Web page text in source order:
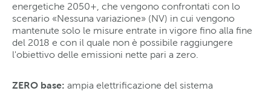
energetiche 2050+, che vengono confrontati con lo
scenario «Nessuna variazione» (NV) in cui vengono
mantenute solo le misure entrate in vigore fino alla fine
del 2018 e con il quale non è possibile raggiungere
l'obiettivo delle emissioni nette pari a zero.
ZERO base: ampia elettrificazione del sistema